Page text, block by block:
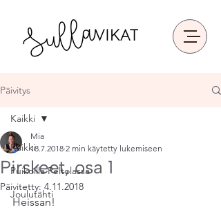
Päivitys
Kaikki
Puikoilla Peltolassa
Joulutähti
Kaikki
Pirskeet, osa 1
Mia
18.7.2018 2 min käytetty lukemiseen
Päivitetty: 4.11.2018
Heissan!